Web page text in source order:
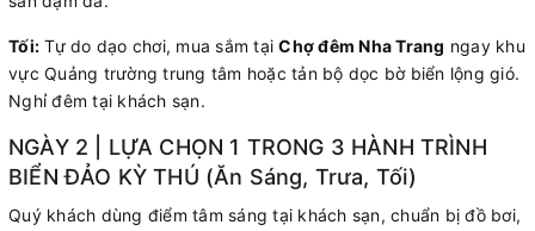
Tối: Tự do dạo chơi, mua sắm tạiChợ đêm Nha Trang ngay khu
vực Quảng trường trung tâm hoặc tản bộ dọc bờ biển lộng gió.
Nghỉ đêm tại khách sạn.
NGÀY 2 | LỰA CHỌN 1 TRONG 3 HÀNH TRÌNH
BIỂN ĐẢO KỲ THÚ (Ăn Sáng, Trưa, Tối)
Quý khách dùng điểm tâm sáng tại khách sạn, chuẩn bị đồ bơi,